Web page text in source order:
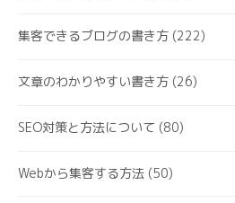
集客できるブログの書き方 (222)
文章のわかりやすい書き方 (26)
SEO対策と方法について (80)
Webから集客する方法 (50)